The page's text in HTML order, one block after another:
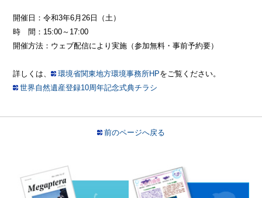
開催日：令和3年6月26日（土）
時 間：15:00～17:00
開催方法：ウェブ配信により実施（参加無料・事前予約要）
詳しくは、 環境省関東地方環境事務所HPをご覧ください。
世界自然遺産登録10周年記念式典チラシ
前のページへ戻る